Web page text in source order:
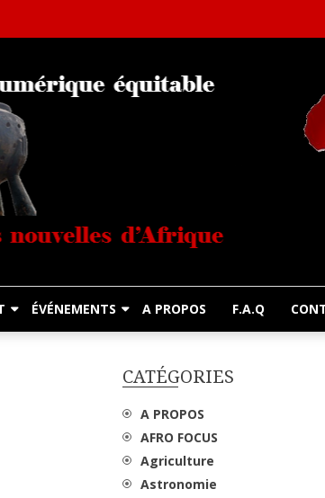
Noires
ÉVÉNEMENTS A PROPOS F.A.Q
CATÉGORIES
A PROPOS
AFRO FOCUS
Agriculture
Astronomie